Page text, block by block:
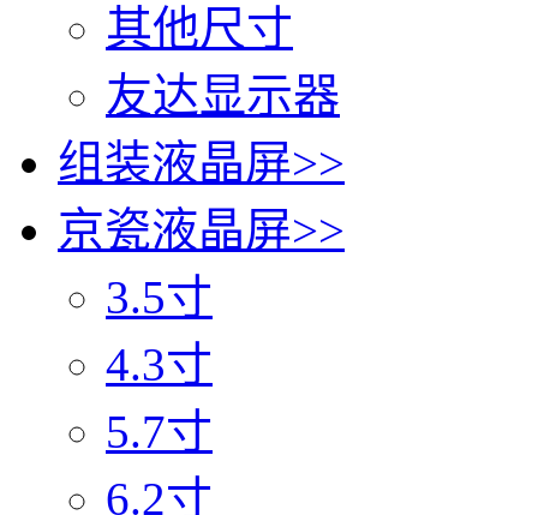
其他尺寸
友达显示器
组装液晶屏>>
京瓷液晶屏>>
3.5寸
4.3寸
5.7寸
6.2寸